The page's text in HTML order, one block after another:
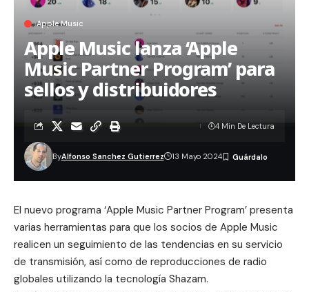
Apple Music
Apple Music lanza ‘Apple
Music Partner Program’ para
sellos y distribuidores
ByAlfonso Sanchez Gutierrez 13 Mayo 2024
4 Min De Lectura
El nuevo programa ‘Apple Music Partner Program’ presenta
varias herramientas para que los socios de Apple Music
realicen un seguimiento de las tendencias en su servicio
de transmisión, así como de reproducciones de radio
globales utilizando la tecnología Shazam.